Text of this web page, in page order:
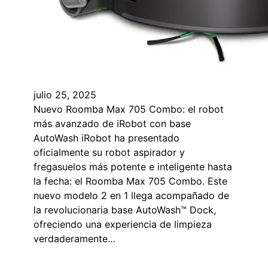
julio 25, 2025
Nuevo Roomba Max 705 Combo: el robot
más avanzado de iRobot con base
AutoWash iRobot ha presentado
oficialmente su robot aspirador y
fregasuelos más potente e inteligente hasta
la fecha: el Roomba Max 705 Combo. Este
nuevo modelo 2 en 1 llega acompañado de
la revolucionaria base AutoWash™ Dock,
ofreciendo una experiencia de limpieza
verdaderamente…